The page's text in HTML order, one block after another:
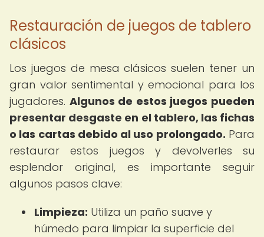
Restauración de juegos de tablero
clásicos
Los juegos de mesa clásicos suelen tener un
gran valor sentimental y emocional para los
jugadores. Algunos de estos juegos pueden
presentar desgaste en el tablero, las fichas
o las cartas debido al uso prolongado. Para
restaurar estos juegos y devolverles su
esplendor original, es importante seguir
algunos pasos clave:
Limpieza: Utiliza un paño suave y
húmedo para limpiar la superficie del